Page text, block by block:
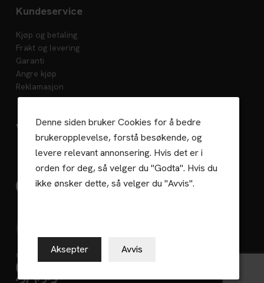
Denne siden bruker Cookies for å bedre
brukeropplevelse, forstå besøkende, og
levere relevant annonsering. Hvis det er i
orden for deg, så velger du "Godta". Hvis du
ikke ønsker dette, så velger du "Avvis".
Aksepter Avvis
Kundeservice
Kjøp og betaling
Frakt og levering
Garanti
Angre kjøp
Reklamasjon
Vedlikehold